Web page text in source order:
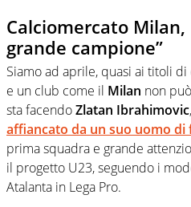
Calciomercato Milan,
grande campione”
Siamo ad aprile, quasi ai titoli
e un club come il Milan non
sta facendoZlatan Ibrahimovic,
affiancato da un suo uomo di
prima squadra e grande
il progetto U23, seguendo i
Atalanta in Lega Pro.